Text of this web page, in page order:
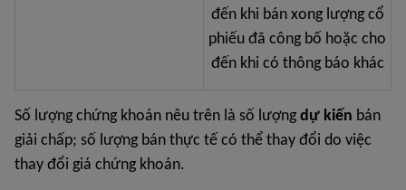
đến khi bán xong lượng cổ
phiếu đã công bố hoặc cho
đến khi có thông báo khác
Số lượng chứng khoán nêu trên là số lượng dự kiến bán
giải chấp; số lượng bán thực tế có thể thay đổi do việc
thay đổi giá chứng khoán.